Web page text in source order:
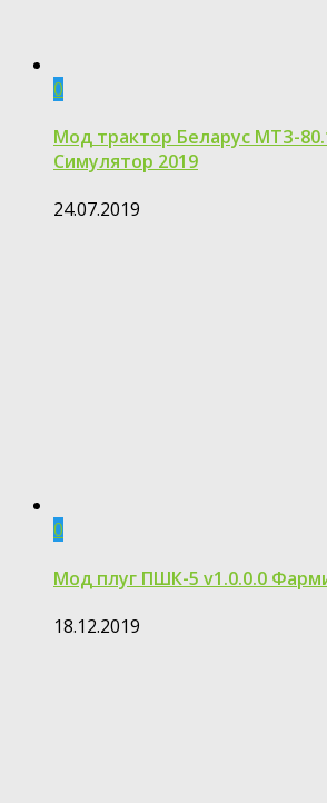
0
Мод трактор Беларус МТЗ-
Симулятор 2019
24.07.2019
0
Мод плуг ПШК-5 v1.0.0.0
18.12.2019